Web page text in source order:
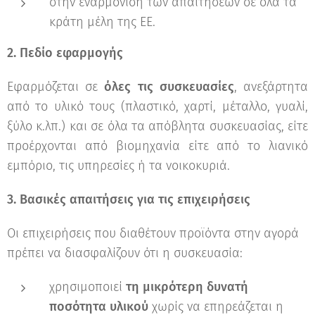
κράτη μέλη της ΕΕ.
2. Πεδίο εφαρμογής
Εφαρμόζεται σεόλες τις συσκευασίες, ανεξάρτητα
από το υλικό τους (πλαστικό, χαρτί, μέταλλο, γυαλί,
ξύλο κ.λπ.) και σε όλα τα απόβλητα συσκευασίας, είτε
προέρχονται από βιομηχανία είτε από το λιανικό
εμπόριο, τις υπηρεσίες ή τα νοικοκυριά.
3. Βασικές απαιτήσεις για τις επιχειρήσεις
Οι επιχειρήσεις που διαθέτουν προϊόντα στην αγορά
πρέπει να διασφαλίζουν ότι η συσκευασία:
χρησιμοποιεί τη μικρότερη δυνατή
ποσότητα υλικού χωρίς να επηρεάζεται η